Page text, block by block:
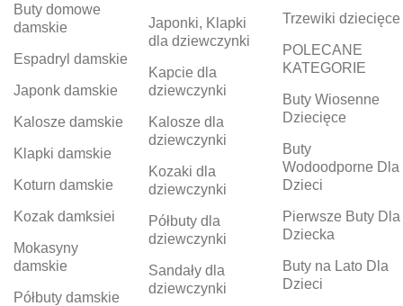
Buty domowe
damskie
Espadryl damskie
Japonk damskie
Kalosze damskie
Klapki damskie
Koturn damskie
Kozak damksiei
Mokasyny
damskie
Półbuty damskie
Japonki, Klapki
dla dziewczynki
Kapcie dla
dziewczynki
Kalosze dla
dziewczynki
Kozaki dla
dziewczynki
Półbuty dla
dziewczynki
Sandały dla
dziewczynki
Trzewiki dziecięce
POLECANE
KATEGORIE
Buty Wiosenne
Dziecięce
Buty
Wodoodporne Dla
Dzieci
Pierwsze Buty Dla
Dziecka
Buty na Lato Dla
Dzieci